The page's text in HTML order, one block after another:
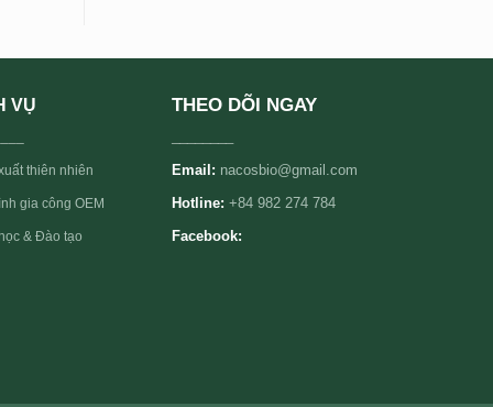
VỤ
thiên nhiên
gia công OEM
& Đào tạo
THEO DÕI NGAY
Email: nacosbio@gmail.com
Hotline: +84 982 274 784
Facebook: